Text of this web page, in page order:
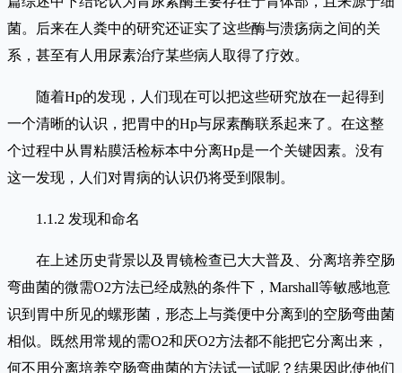
菌。后来在人粪中的研究还证实了这些酶与溃疡病之间的关
系，甚至有人用尿素治疗某些病人取得了疗效。
随着Hp的发现，人们现在可以把这些研究放在一起得到
一个清晰的认识，把胃中的Hp与尿素酶联系起来了。在这整
个过程中从胃粘膜活检标本中分离Hp是一个关键因素。没有
这一发现，人们对胃病的认识仍将受到限制。
1.1.2 发现和命名
在上述历史背景以及胃镜检查已大大普及、分离培养空肠
弯曲菌的微需O2方法已经成熟的条件下，Marshall等敏感地意
识到胃中所见的螺形菌，形态上与粪便中分离到的空肠弯曲菌
相似。既然用常规的需O2和厌O2方法都不能把它分离出来，
何不用分离培养空肠弯曲菌的方法试一试呢？结果因此使他们